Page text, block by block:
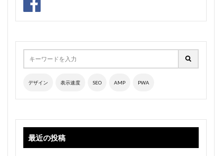
デザイン 表示速度 SEO AMP PWA
最近の投稿